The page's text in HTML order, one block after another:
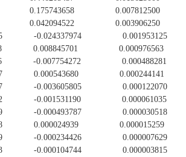
0.175743658 0.007812500
0.042094522 0.003906250
-0.024337974 0.001953125
0.008845701 0.000976563
-0.007754272 0.000488281
0.000543680 0.000244141
-0.003605805 0.000122070
-0.001531190 0.000061035
-0.000493787 0.000030518
0.000024939 0.000015259
-0.000234426 0.000007629
-0.000104744 0.000003815